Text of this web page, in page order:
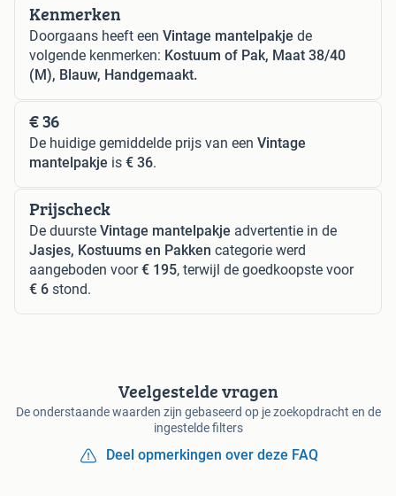
Kenmerken
Doorgaans heeft een Vintage mantelpakje de
volgende kenmerken: Kostuum of Pak, Maat 38/40
(M), Blauw, Handgemaakt.
€ 36
De huidige gemiddelde prijs van een Vintage
mantelpakje is € 36.
Prijscheck
De duurste Vintage mantelpakje advertentie in de
Jasjes, Kostuums en Pakken categorie werd
aangeboden voor€ 195, terwijl de goedkoopste voor
€ 6 stond.
Veelgestelde vragen
De onderstaande waarden zijn gebaseerd op je zoekopdracht en de
ingestelde filters
Deel opmerkingen over deze FAQ